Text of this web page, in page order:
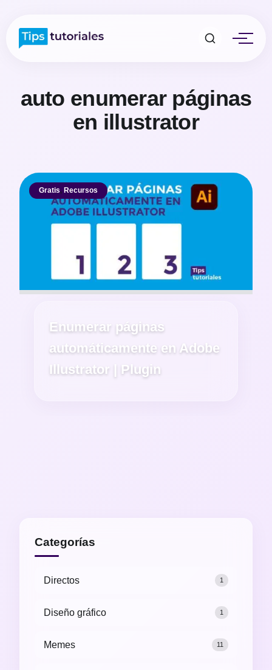
auto enumerar páginas
en illustrator
Gratis, Recursos
Enumerar páginas
automáticamente en Adobe
Illustrator | Plugin
Categorías
Directos 1
Diseño gráfico 1
Memes 11